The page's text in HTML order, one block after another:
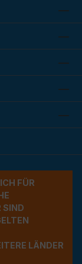
FÜR G
A
A
A
LÄNDER NU